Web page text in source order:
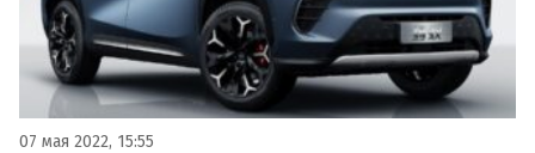
07 мая 2022, 15:55